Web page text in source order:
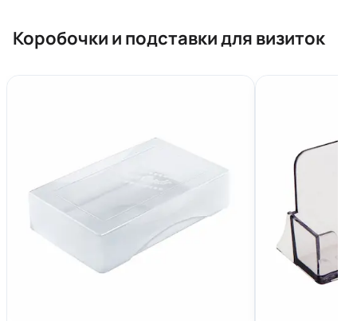
Коробочки и подставки для визиток